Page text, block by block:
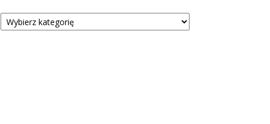
Kategorie